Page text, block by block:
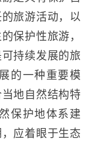
旅游活动，以
保护性旅游，
持续发展的旅
的一种重要模
地自然结构特
保护地体系建
应着眼于生态